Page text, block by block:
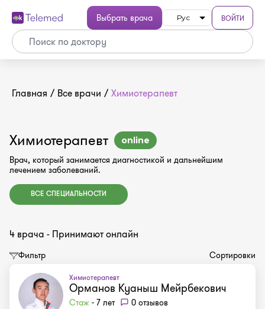
Выбрать врача Рус ВОЙТИ
Главная / Все врачи / Химиотерапевт
Химиотерапевт online
Врач, который занимается диагностикой и дальнейшим
лечением заболеваний.
ВСЕ СПЕЦИАЛЬНОСТИ
4 врача - Принимают онлайн
Фильтр Сортировки
Химиотерапевт
Орманов Куаныш Мейрбекович
Стаж - 7 лет 0 отзывов